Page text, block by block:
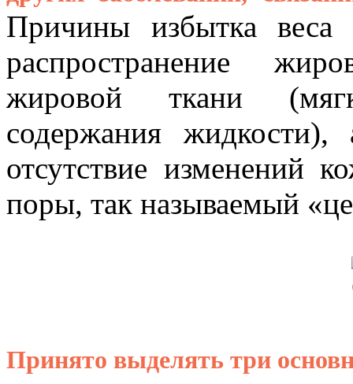
Причины избытка веса
распространение
жировой ткани
содержания
отсутствие изменений
поры, так называемый
Принято выделять три